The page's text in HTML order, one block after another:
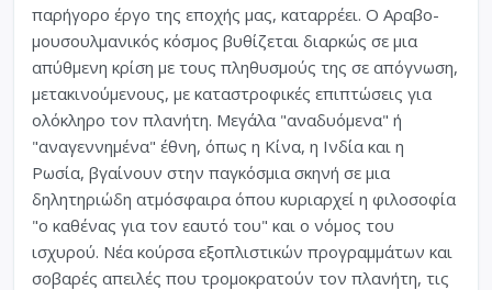
παρήγορο έργο της εποχής μας, καταρρέει. Ο Αραβο-
μουσουλμανικός κόσμος βυθίζεται διαρκώς σε μια
απύθμενη κρίση με τους πληθυσμούς της σε απόγνωση,
μετακινούμενους, με καταστροφικές επιπτώσεις για
ολόκληρο τον πλανήτη. Μεγάλα "αναδυόμενα" ή
"αναγεννημένα" έθνη, όπως η Κίνα, η Ινδία και η
Ρωσία, βγαίνουν στην παγκόσμια σκηνή σε μια
δηλητηριώδη ατμόσφαιρα όπου κυριαρχεί η φιλοσοφία
"ο καθένας για τον εαυτό του" και ο νόμος του
ισχυρού. Νέα κούρσα εξοπλιστικών προγραμμάτων και
σοβαρές απειλές που τρομοκρατούν τον πλανήτη, τις